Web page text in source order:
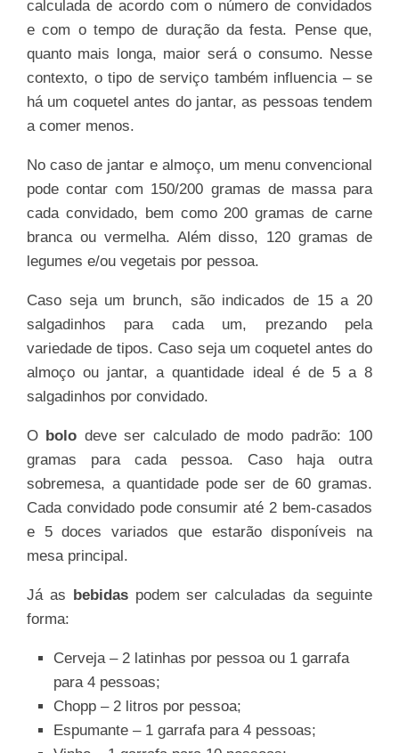
calculada de acordo com o número de convidados
e com o tempo de duração da festa. Pense que,
quanto mais longa, maior será o consumo. Nesse
contexto, o tipo de serviço também influencia – se
há um coquetel antes do jantar, as pessoas tendem
a comer menos.
No caso de jantar e almoço, um menu convencional
pode contar com 150/200 gramas de massa para
cada convidado, bem como 200 gramas de carne
branca ou vermelha. Além disso, 120 gramas de
legumes e/ou vegetais por pessoa.
Caso seja um brunch, são indicados de 15 a 20
salgadinhos para cada um, prezando pela
variedade de tipos. Caso seja um coquetel antes do
almoço ou jantar, a quantidade ideal é de 5 a 8
salgadinhos por convidado.
O bolo deve ser calculado de modo padrão: 100
gramas para cada pessoa. Caso haja outra
sobremesa, a quantidade pode ser de 60 gramas.
Cada convidado pode consumir até 2 bem-casados
e 5 doces variados que estarão disponíveis na
mesa principal.
Já as bebidaspodem ser calculadas da seguinte
forma:
Cerveja – 2 latinhas por pessoa ou 1 garrafa
para 4 pessoas;
Chopp – 2 litros por pessoa;
Espumante – 1 garrafa para 4 pessoas;